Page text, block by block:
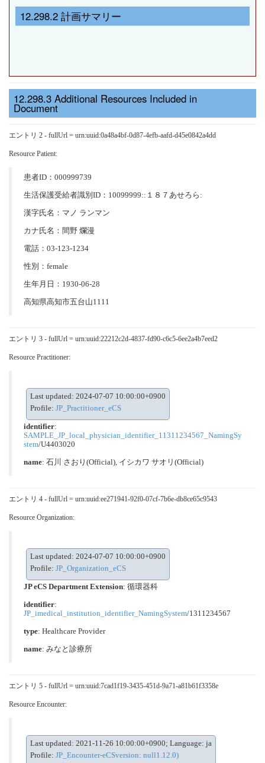
計画サマリー
Additional Resources Included in
Document
エントリ 2 - fullUrl = urn:uuid:0a48a4bf-0d87-4efb-aafd-d45e0842a4dd
Resource Patient:
患者ID：000999739
生活保護受給者識別ID：10099999::１８７あせろら:
漢字氏名：マノ ランマン
カナ氏名：間野 爛漫
電話：03-123-1234
性別：female
生年月日：1930-06-28
高知県高知市五台山1111
エントリ 3 - fullUrl = urn:uuid:22212c2d-4837-fd90-c6c5-6ee2a4b7eed2
Resource Practitioner:
Last updated: 2024-07-07 10:00:00+0900
Profile: JP_Practitioner_eCS
identifier:
SAMPLE_JP_local_physician_identifier_11311234567_NamingSy
stem/U4403020
name: 石川 さおり(Official), イシカワ サオリ(Official)
エントリ 4 - fullUrl = urn:uuid:ee271941-92f0-07cf-7b6e-db8ce65c9543
Resource Organization:
Last updated: 2024-07-07 10:00:00+0900
Profile: JP_Organization_eCS
JP eCS Department Extension: 循環器科
identifier:
JP_imedical_institution_identifier_NamingSystem/1311234567
type: Healthcare Provider
name: みなと診療所
エントリ 5 - fullUrl = urn:uuid:7cad1f19-3435-451d-9a71-a81b61f3358e
Resource Encounter:
Last updated: 2021-11-26 10:00:00+0900; Language: ja
Profile: JP_Encounter-eCSversion: null1.12.0)